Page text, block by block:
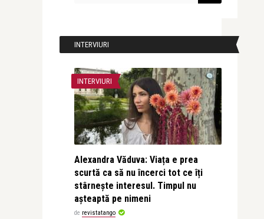
INTERVIURI
INTERVIURI
Alexandra Văduva: Viața e prea
scurtă ca să nu încerci tot ce îți
stârnește interesul. Timpul nu
așteaptă pe nimeni
de revistatango